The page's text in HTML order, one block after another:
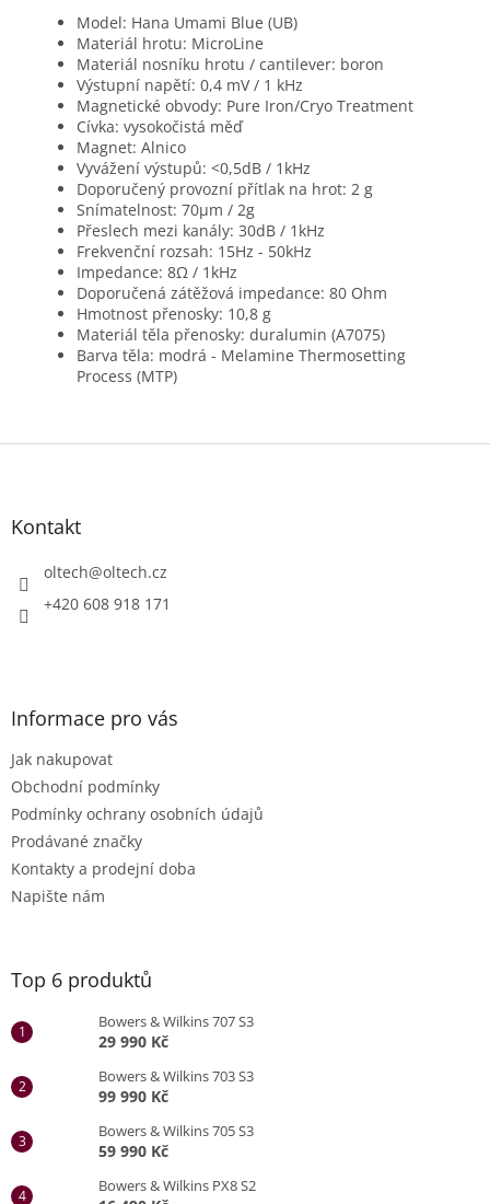
Model: Hana Umami Blue (UB)
Materiál hrotu: MicroLine
Materiál nosníku hrotu / cantilever: boron
Výstupní napětí: 0,4 mV / 1 kHz
Magnetické obvody: Pure Iron/Cryo Treatment
Cívka: vysokočistá měď
Magnet: Alnico
Vyvážení výstupů: <0,5dB / 1kHz
Doporučený provozní přítlak na hrot: 2 g
Snímatelnost: 70μm / 2g
Přeslech mezi kanály: 30dB / 1kHz
Frekvenční rozsah: 15Hz - 50kHz
Impedance: 8Ω / 1kHz
Doporučená zátěžová impedance: 80 Ohm
Hmotnost přenosky: 10,8 g
Materiál těla přenosky: duralumin (A7075)
Barva těla: modrá - Melamine Thermosetting
Process (MTP)
Z
Kontakt
oltech@oltech.cz
+420 608 918 171
Informace pro vás
Jak nakupovat
Obchodní podmínky
Podmínky ochrany osobních údajů
Prodávané značky
Kontakty a prodejní doba
Napište nám
Top 6 produktů
Bowers & Wilkins 707 S3
29 990 Kč
Bowers & Wilkins 703 S3
99 990 Kč
Bowers & Wilkins 705 S3
59 990 Kč
Bowers & Wilkins PX8 S2